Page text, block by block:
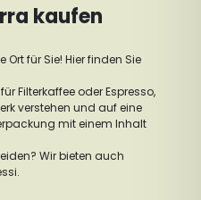
kaufen
für Sie! Hier finden Sie
Filterkaffee oder Espresso,
verstehen und auf eine
mit einem Inhalt
Wir bieten auch